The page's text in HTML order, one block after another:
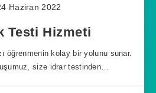
Haziran 2022
Testi Hizmeti
öğrenmenin kolay bir yolunu sunar.
size idrar testinden…